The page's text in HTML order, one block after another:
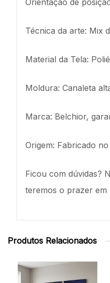
Orientação de
Técnica da arte: Mix
Material da Tela:
Moldura: Canaleta
Marca: Belchior,
Origem: Fabricado
Ficou com dúvidas?
teremos o prazer em
Produtos Relacionados